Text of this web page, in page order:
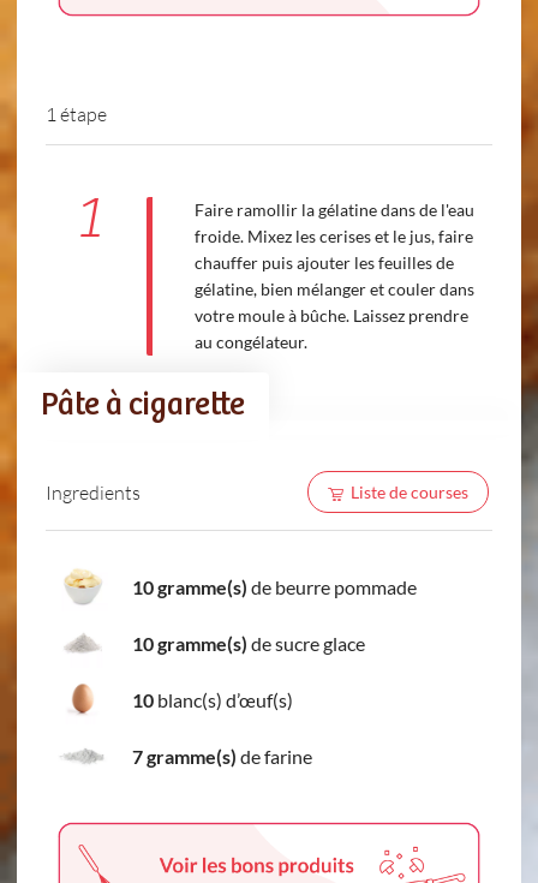
1 étape
1
Faire ramollir la gélatine dans de l'eau
froide. Mixez les cerises et le jus, faire
chauffer puis ajouter les feuilles de
gélatine, bien mélanger et couler dans
votre moule à bûche. Laissez prendre
au congélateur.
Pâte à cigarette
Ingredients Liste de courses
10 gramme(s) de beurre pommade
10 gramme(s) de sucre glace
10 blanc(s) d’œuf(s)
7 gramme(s) de farine